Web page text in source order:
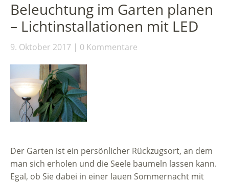
Beleuchtung im Garten planen
– Lichtinstallationen mit LED
9. Oktober 2017 0 Kommentare
Der Garten ist ein persönlicher Rückzugsort, an dem
man sich erholen und die Seele baumeln lassen kann.
Egal, ob Sie dabei in einer lauen Sommernacht mit